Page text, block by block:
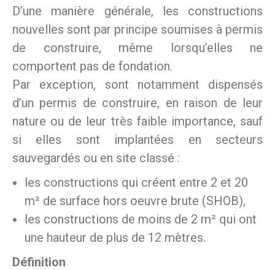
D’une manière générale, les constructions
nouvelles sont par principe soumises à permis
de construire, même lorsqu’elles ne
comportent pas de fondation.
Par exception, sont notamment dispensés
d’un permis de construire, en raison de leur
nature ou de leur très faible importance, sauf
si elles sont implantées en secteurs
sauvegardés ou en site classé :
les constructions qui créent entre 2 et 20
m² de surface hors oeuvre brute (SHOB),
les constructions de moins de 2 m² qui ont
une hauteur de plus de 12 mètres.
Définition